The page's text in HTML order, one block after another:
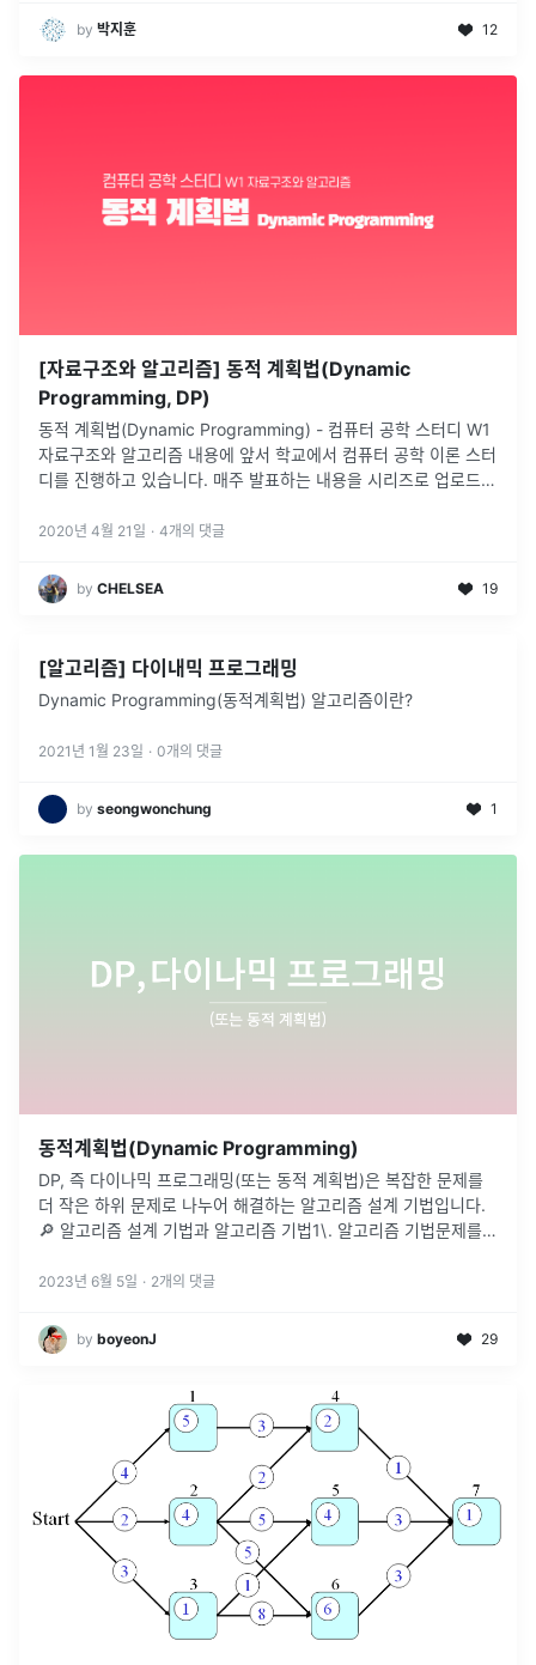
by 박지훈 12
[자료구조와 알고리즘] 동적 계획법(Dynamic
Programming, DP)
동적 계획법(Dynamic Programming) - 컴퓨터 공학 스터디 W1
자료구조와 알고리즘 내용에 앞서 학교에서 컴퓨터 공학 이론 스터
디를 진행하고 있습니다. 매주 발표하는 내용을 시리즈로 업로드할
2020년 4월 21일 · 4개의 댓글
by CHELSEA 19
[알고리즘] 다이내믹 프로그래밍
Dynamic Programming(동적계획법) 알고리즘이란?
2021년 1월 23일 · 0개의 댓글
by seongwonchung 1
동적계획법(Dynamic Programming)
DP, 즉 다이나믹 프로그래밍(또는 동적 계획법)은 복잡한 문제를
더 작은 하위 문제로 나누어 해결하는 알고리즘 설계 기법입니다.
🔎 알고리즘 설계 기법과 알고리즘 기법1\. 알고리즘 기법문제를
즘, 검...
2023년 6월 5일 · 2개의 댓글
by boyeonJ 29